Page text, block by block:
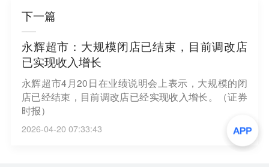
下一篇
永辉超市：大规模闭店已结束，目前调改店
已实现收入增长
永辉超市4月20日在业绩说明会上表示，大规模的闭
店已经结束，目前调改店已经实现收入增长。（证券
时报）
2026-04-20 07:33:43